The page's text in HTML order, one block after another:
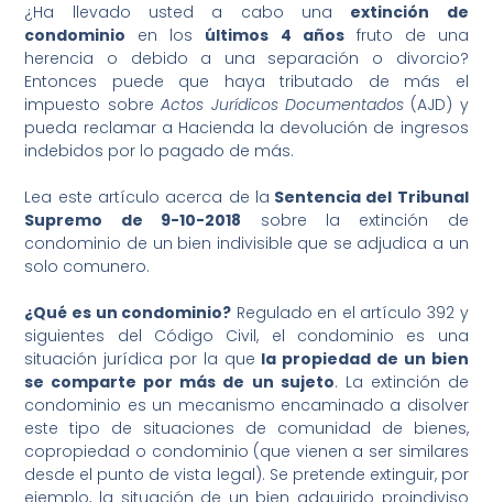
¿Ha llevado usted a cabo una extinción de
condominio en los últimos 4 añosfruto de una
herencia o debido a una separación o divorcio?
Entonces puede que haya tributado de más el
impuesto sobreActos Jurídicos Documentados(AJD) y
pueda reclamar a Hacienda la devolución de ingresos
indebidos por lo pagado de más.
Lea este artículo acerca de la Sentencia del Tribunal
Supremo de 9-10-2018 sobre la extinción de
condominio de un bien indivisible que se adjudica a un
solo comunero.
¿Qué es un condominio? Regulado en el artículo 392 y
siguientes del Código Civil, el condominio es una
situación jurídica por la que la propiedad de un bien
se comparte por más de un sujeto. La extinción de
condominio es un mecanismo encaminado a disolver
este tipo de situaciones de comunidad de bienes,
copropiedad o condominio (que vienen a ser similares
desde el punto de vista legal). Se pretende extinguir, por